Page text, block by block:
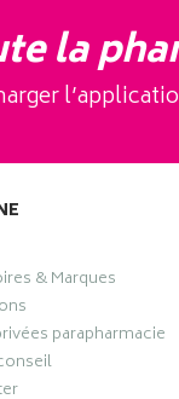
la
& Marques
parapharmacie